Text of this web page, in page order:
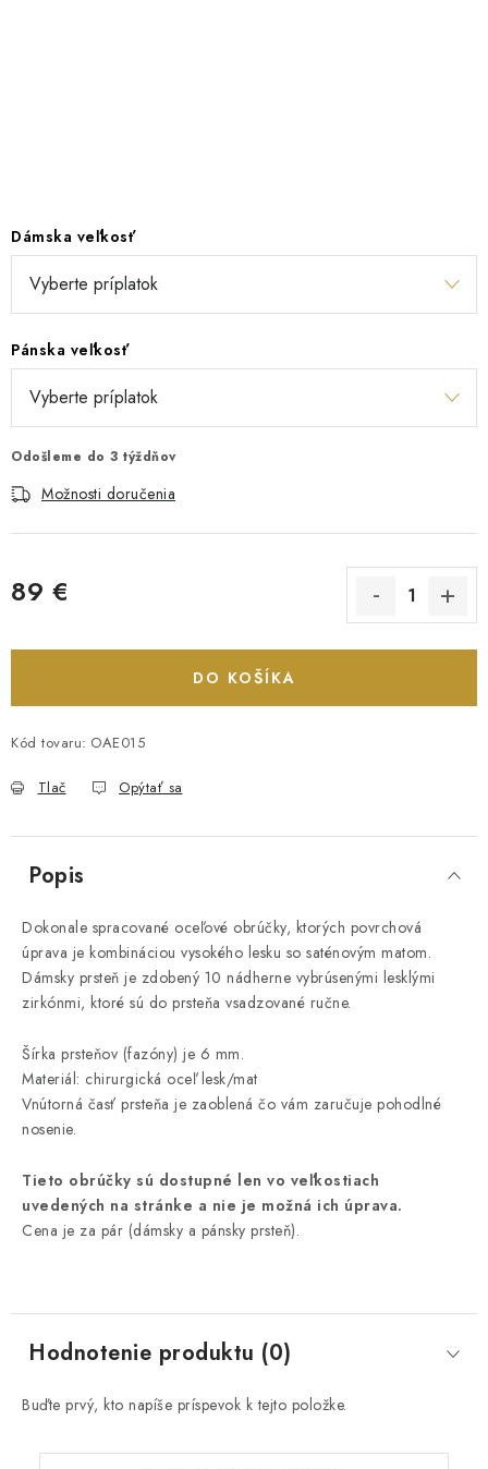
Dámska veľkosť
Pánska veľkosť
Odošleme do 3 týždňov
Možnosti doručenia
89 €
DO KOŠÍKA
Kód tovaru: OAE015
Tlač Opýtať sa
Popis
Dokonale spracované oceľové obrúčky, ktorých povrchová
úprava je kombináciou vysokého lesku so saténovým matom.
Dámsky prsteň je zdobený 10 nádherne vybrúsenými lesklými
zirkónmi, ktoré sú do prsteňa vsadzované ručne.
Šírka prsteňov (fazóny) je 6 mm.
Materiál: chirurgická oceľ lesk/mat
Vnútorná časť prsteňa je zaoblená čo vám zaručuje pohodlné
nosenie.
Tieto obrúčky sú dostupné len vo veľkostiach
uvedených na stránke a nie je možná ich úprava.
Cena je za pár (dámsky a pánsky prsteň).
Hodnotenie produktu (0)
Buďte prvý, kto napíše príspevok k tejto položke.